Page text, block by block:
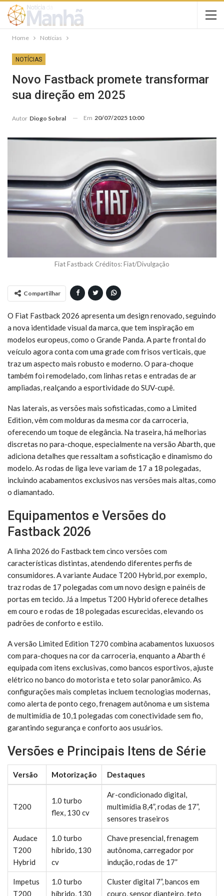
Home Notícias
NOTÍCIAS
Novo Fastback promete transformar
sua direção em 2025
Autor Diogo Sobral Em 20/07/2025 10:00
Fiat Fastback Créditos: Fiat/Divulgação
Compartilhar
O Fiat Fastback 2026 apresenta um design renovado, seguindo
a nova identidade visual da marca, que tem inspiração em
modelos europeus, como o Grande Panda. A parte frontal do
veículo agora conta com uma grade com frisos verticais, que
traz um aspecto mais robusto e moderno. O para-choque
também foi remodelado, com linhas retas e entradas de ar
ampliadas, realçando a esportividade do SUV-cupê.
Nas laterais, as versões mais sofisticadas, como a Limited
Edition, vêm com molduras da mesma cor da carroceria,
oferecendo um toque de elegância. Na traseira, há melhorias
discretas no para-choque, especialmente na versão Abarth, que
adiciona detalhes que ressaltam a sofisticação e dinamismo do
modelo. As rodas de liga leve variam de 17 a 18 polegadas,
incluindo acabamentos exclusivos nas versões mais altas, como
o diamantado.
Equipamentos e Versões do
Fastback 2026
A linha 2026 do Fastback tem cinco versões com
características distintas, atendendo diferentes perfis de
consumidores. A variante Audace T200 Hybrid, por exemplo,
traz rodas de 17 polegadas com um novo design e painéis de
portas em tecido. Já a Impetus T200 Hybrid oferece detalhes
em couro e rodas de 18 polegadas escurecidas, elevando os
padrões de conforto e estilo.
A versão Limited Edition T270 combina acabamentos luxuosos
com para-choques na cor da carroceria, enquanto a Abarth é
equipada com itens exclusivas, como bancos esportivos, ajuste
elétrico no banco do motorista e teto solar panorâmico. As
configurações mais completas incluem tecnologias modernas,
como alerta de ponto cego, frenagem autônoma e um sistema
de multimídia de 10,1 polegadas com conectividade sem fio,
garantindo segurança e conforto aos usuários.
Versões e Principais Itens de Série
Versão Motorização Destaques
T200
1.0 turbo
flex, 130 cv
Ar-condicionado digital,
multimídia 8,4”, rodas de 17”,
sensores traseiros
Audace
T200
Hybrid
1.0 turbo
híbrido, 130
cv
Chave presencial, frenagem
autônoma, carregador por
indução, rodas de 17”
Impetus
T200
1.0 turbo
híbrido, 130
Cluster digital 7”, bancos em
couro, sensor dianteiro, teto